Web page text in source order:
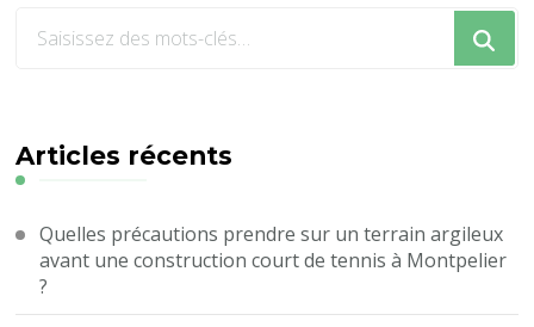
recherchiez
?
Articles récents
Quelles précautions prendre sur un terrain argileux
avant une construction court de tennis à Montpelier
?